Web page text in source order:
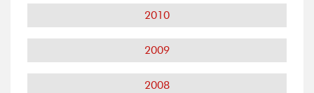
2010
2009
2008